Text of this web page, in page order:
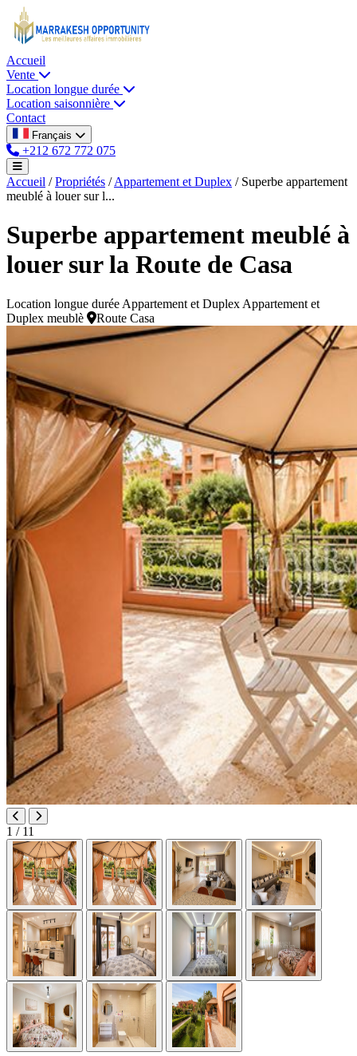
Accueil
Vente
Location longue durée
Location saisonnière
Contact
Français
+212 672 772 075
Accueil / Propriétés / Appartement et Duplex / Superbe appartement
meublé à louer sur l...
Superbe appartement meublé à
louer sur la Route de Casa
Location longue durée Appartement et Duplex Appartement et
Duplex meublè
Route Casa
1 / 11